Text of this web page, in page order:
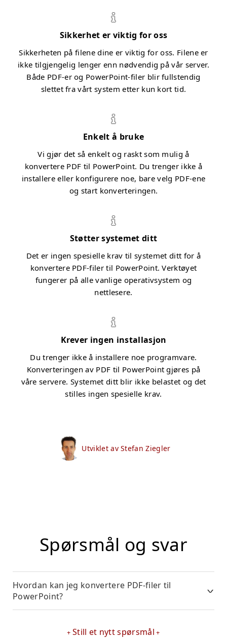
Sikkerhet er viktig for oss
Sikkerheten på filene dine er viktig for oss. Filene er
ikke tilgjengelig lenger enn nødvendig på vår server.
Både PDF-er og PowerPoint-filer blir fullstendig
slettet fra vårt system etter kun kort tid.
Enkelt å bruke
Vi gjør det så enkelt og raskt som mulig å
konvertere PDF til PowerPoint. Du trenger ikke å
installere eller konfigurere noe, bare velg PDF-ene
og start konverteringen.
Støtter systemet ditt
Det er ingen spesielle krav til systemet ditt for å
konvertere PDF-filer til PowerPoint. Verktøyet
fungerer på alle vanlige operativsystem og
nettlesere.
Krever ingen installasjon
Du trenger ikke å installere noe programvare.
Konverteringen av PDF til PowerPoint gjøres på
våre servere. Systemet ditt blir ikke belastet og det
stilles ingen spesielle krav.
Utviklet av Stefan Ziegler
Spørsmål og svar
Hvordan kan jeg konvertere PDF-filer til
PowerPoint?
Still et nytt spørsmål